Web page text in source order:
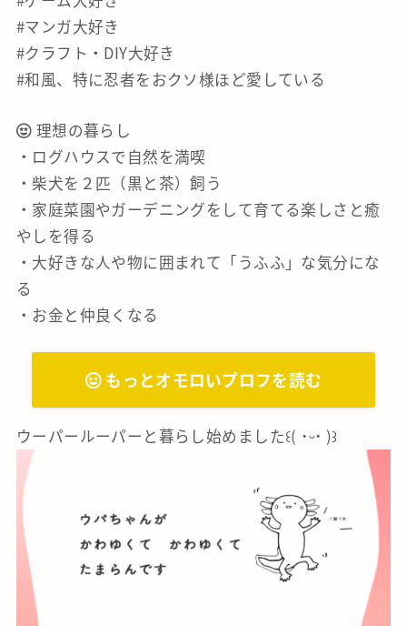
#マンガ大好き
#クラフト・DIY大好き
#和風、特に忍者をおクソ様ほど愛している
理想の暮らし
・ログハウスで自然を満喫
・柴犬を２匹（黒と茶）飼う
・家庭菜園やガーデニングをして育てる楽しさと癒
やしを得る
・大好きな人や物に囲まれて「うふふ」な気分にな
る
・お金と仲良くなる
もっとオモロいプロフを読む
ウーパールーパーと暮らし始めました꒰( ˙ᵕ‎˙ )꒱